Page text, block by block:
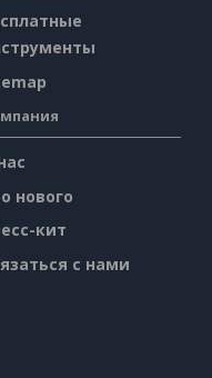
нового
кит
с нами